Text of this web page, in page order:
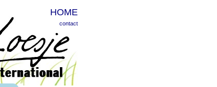
HOME
contact